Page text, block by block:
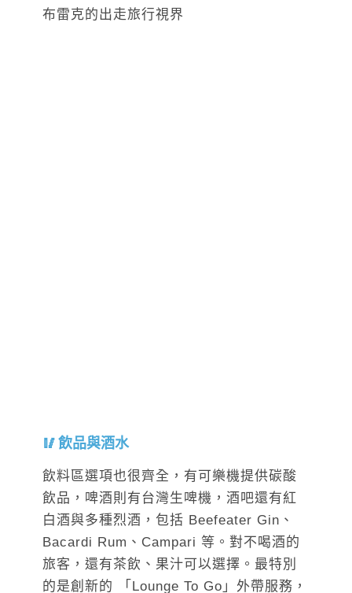
飲品與酒水
飲料區選項也很齊全，有可樂機提供碳酸
飲品，啤酒則有台灣生啤機，酒吧還有紅
白酒與多種烈酒，包括 Beefeater Gin、
Bacardi Rum、Campari 等。對不喝酒的
旅客，還有茶飲、果汁可以選擇。最特別
的是創新的 「Lounge To Go」外帶服務，